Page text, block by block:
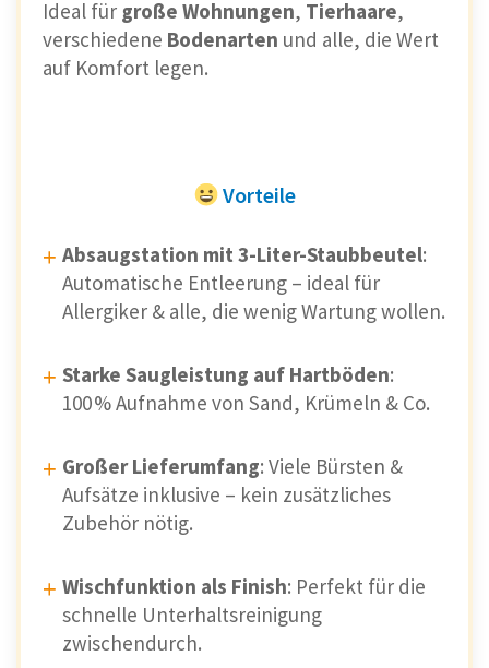
Ideal für große Wohnungen, Tierhaare,
verschiedene Bodenarten und alle, die Wert
auf Komfort legen.
Vorteile
Absaugstation mit 3-Liter-Staubbeutel:
Automatische Entleerung – ideal für
Allergiker & alle, die wenig Wartung wollen.
Starke Saugleistung auf Hartböden:
100 % Aufnahme von Sand, Krümeln & Co.
Großer Lieferumfang: Viele Bürsten &
Aufsätze inklusive – kein zusätzliches
Zubehör nötig.
Wischfunktion als Finish: Perfekt für die
schnelle Unterhaltsreinigung
zwischendurch.